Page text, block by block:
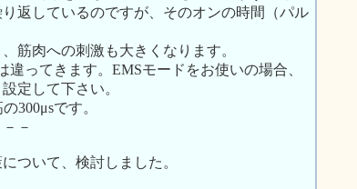
返しているのですが、そのオンの時間（パル
筋肉への刺激も大きくなります。
ってきます。EMSモードをお使いの場合、
定して下さい。
300μsです。
－
ついて、検討しました。